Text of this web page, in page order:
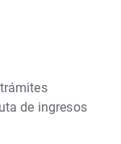
de ingresos